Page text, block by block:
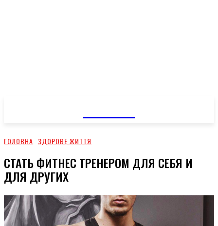
ГОЛОВНА ЗДОРОВЕ ЖИТТЯ
СТАТЬ ФИТНЕС ТРЕНЕРОМ ДЛЯ СЕБЯ И
ДЛЯ ДРУГИХ